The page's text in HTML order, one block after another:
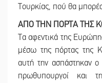
Τουρκίας, πού θα
ΑΠΟ ΤΗΝ ΠΟΡΤΑ ΤΗΣ
Τα αφεντικά της
μέσω της πόρτας της
αυτή την ασπάστηκαν
πρωθυπουργοί και